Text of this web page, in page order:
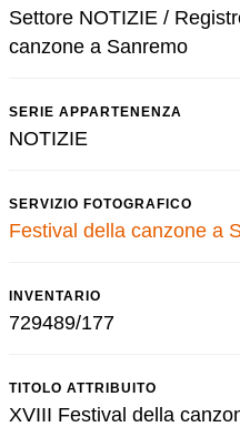
Settore NOTIZIE /
canzone a Sanremo
SERIE APPARTENENZA
NOTIZIE
SERVIZIO FOTOGRAFICO
Festival della canzone a
INVENTARIO
729489/177
TITOLO ATTRIBUITO
XVIII Festival della